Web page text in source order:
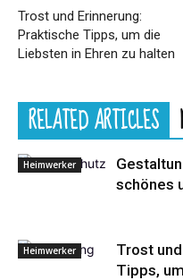
Trost und Erinnerung:
Praktische Tipps, um die
Liebsten in Ehren zu halten
RELATED ARTICLES
Heimwerker
schönes
Heimwerker
Trost
Tipps,